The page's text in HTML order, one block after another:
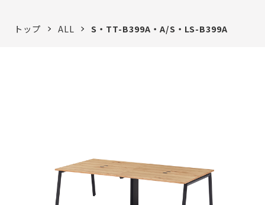
トップ ALL S・TT-B399A・A/S・LS-B399A